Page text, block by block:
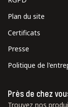
Plan du site
Certificats
Presse
Politique de
Près de chez
Trouvez nos